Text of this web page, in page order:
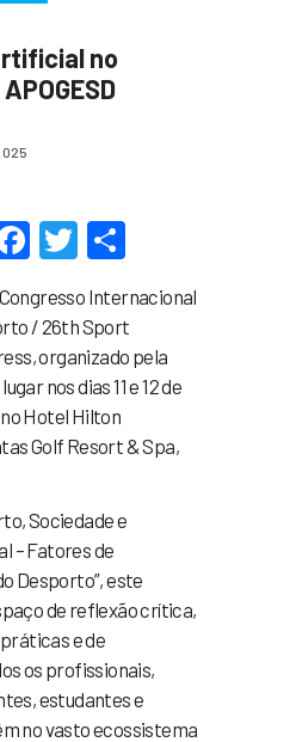
no
Facebook
Twitter
Internacional
/ 26th Sport
organizado pela
nos dias 11 e 12 de
Hotel Hilton
Golf Resort & Spa,
Sociedade e
– Fatores de
Desporto”, este
de reflexão crítica,
e de
os profissionais,
estudantes e
no vasto ecossistema